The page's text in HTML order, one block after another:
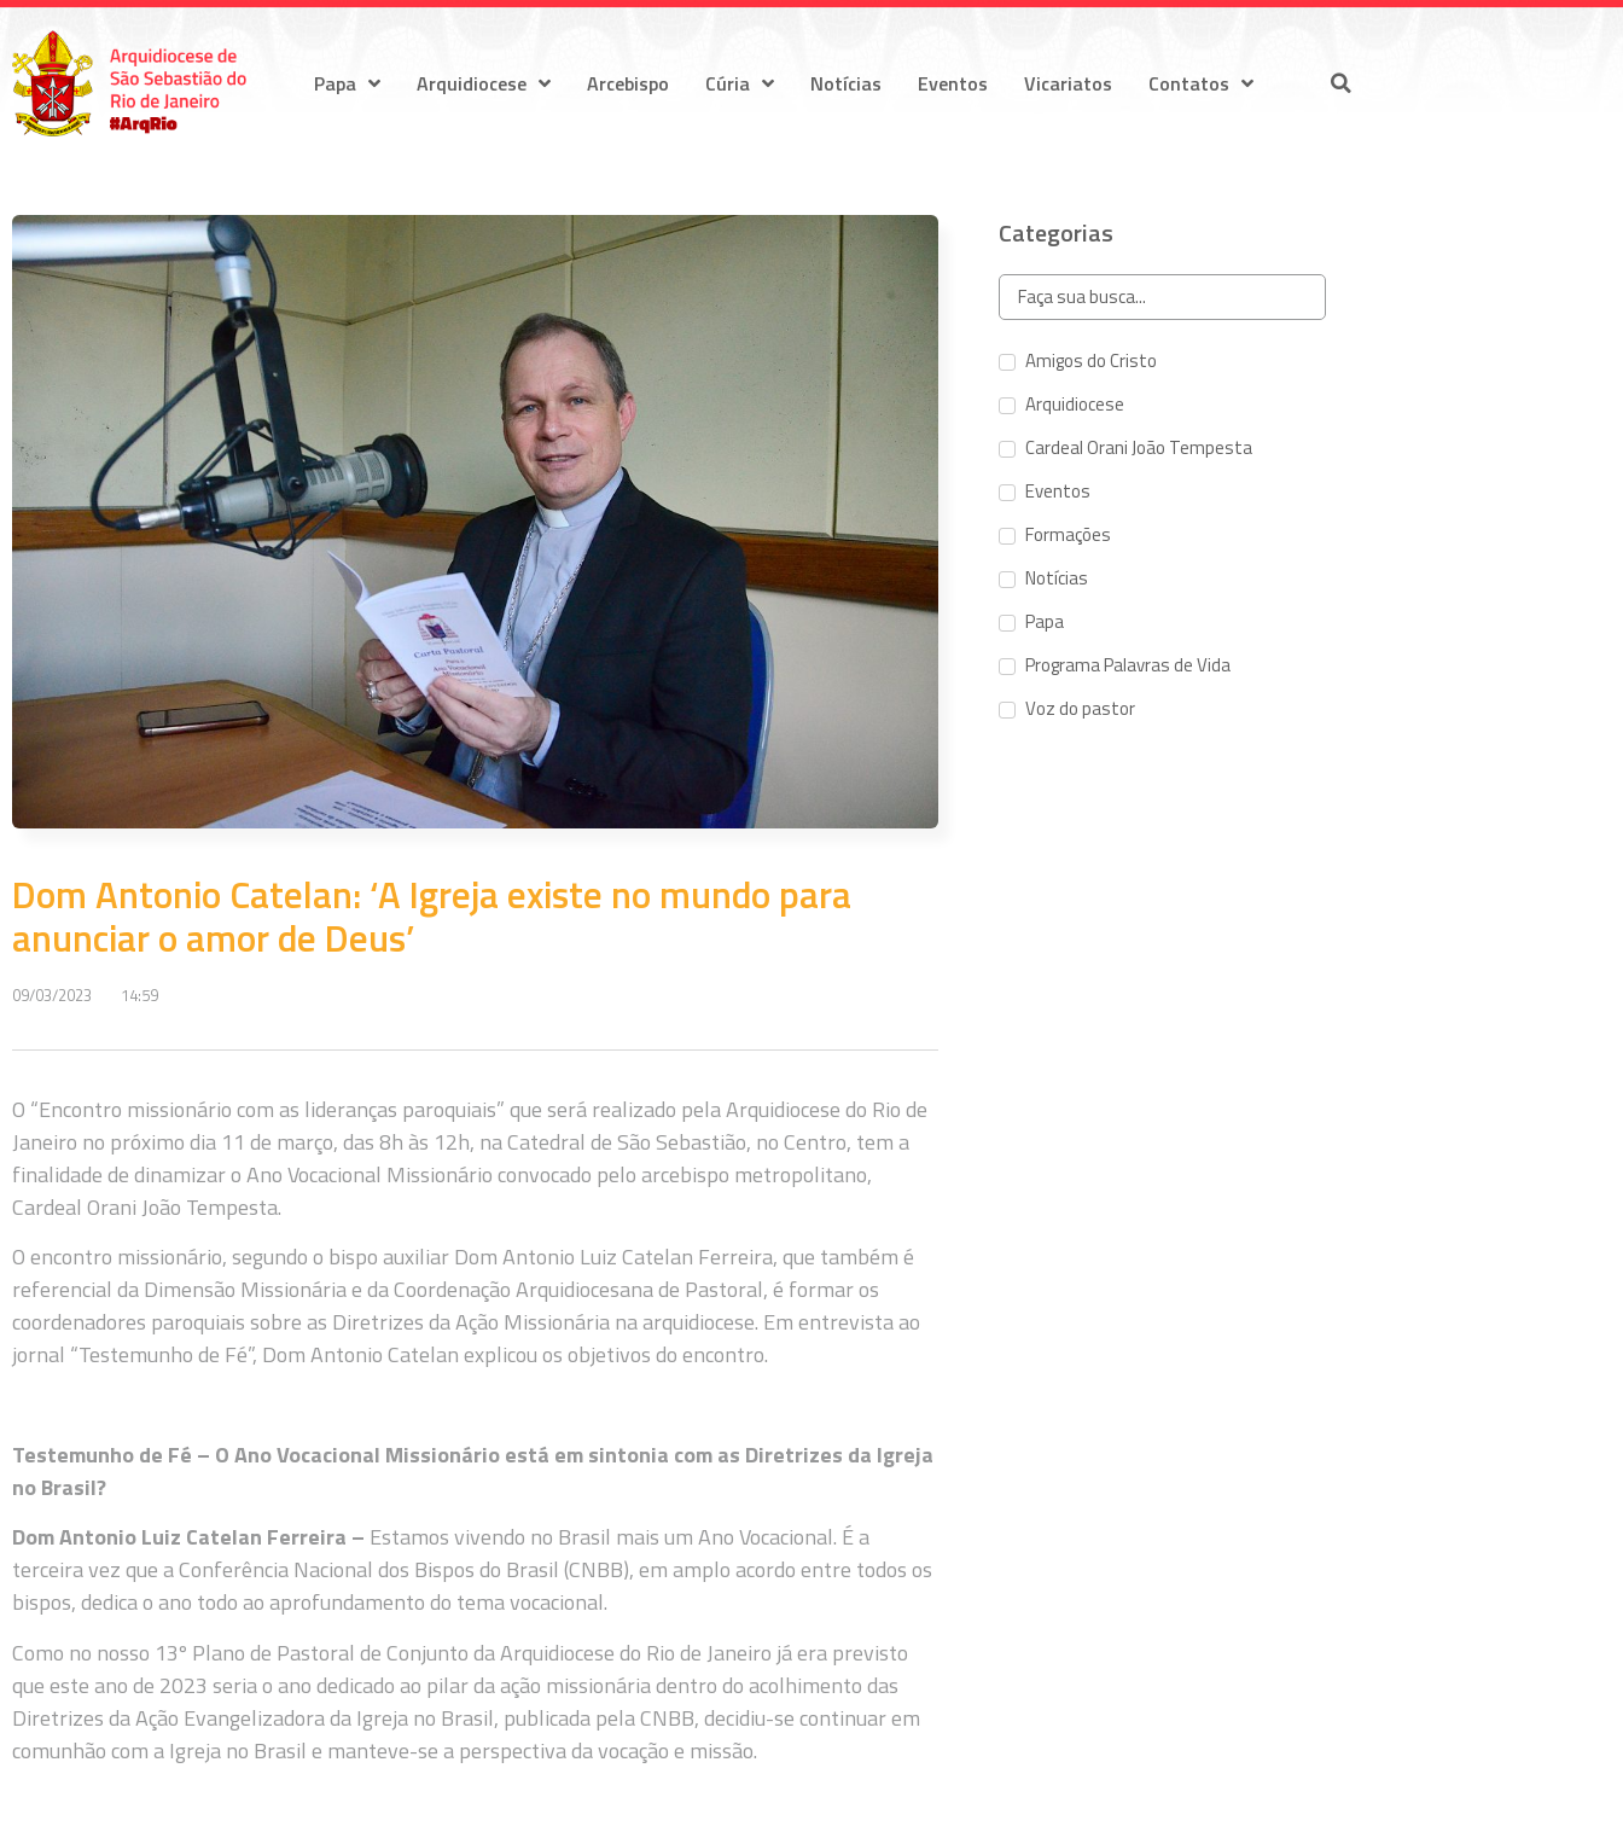
Papa Arquidiocese Arcebispo Cúria Notícias Eventos Vicariatos Contatos
Dom Antonio Catelan: ‘A Igreja existe no mundo para
anunciar o amor de Deus’
09/03/2023 14:59
O “Encontro missionário com as lideranças paroquiais” que será realizado pela Arquidiocese do Rio de
Janeiro no próximo dia 11 de março, das 8h às 12h, na Catedral de São Sebastião, no Centro, tem a
finalidade de dinamizar o Ano Vocacional Missionário convocado pelo arcebispo metropolitano,
Cardeal Orani João Tempesta.
O encontro missionário, segundo o bispo auxiliar Dom Antonio Luiz Catelan Ferreira, que também é
referencial da Dimensão Missionária e da Coordenação Arquidiocesana de Pastoral, é formar os
coordenadores paroquiais sobre as Diretrizes da Ação Missionária na arquidiocese. Em entrevista ao
jornal “Testemunho de Fé”, Dom Antonio Catelan explicou os objetivos do encontro.
Testemunho de Fé – O Ano Vocacional Missionário está em sintonia com as Diretrizes da Igreja
no Brasil?
Dom Antonio Luiz Catelan Ferreira – Estamos vivendo no Brasil mais um Ano Vocacional. É a
terceira vez que a Conferência Nacional dos Bispos do Brasil (CNBB), em amplo acordo entre todos os
bispos, dedica o ano todo ao aprofundamento do tema vocacional.
Como no nosso 13º Plano de Pastoral de Conjunto da Arquidiocese do Rio de Janeiro já era previsto
que este ano de 2023 seria o ano dedicado ao pilar da ação missionária dentro do acolhimento das
Diretrizes da Ação Evangelizadora da Igreja no Brasil, publicada pela CNBB, decidiu-se continuar em
comunhão com a Igreja no Brasil e manteve-se a perspectiva da vocação e missão.
Categorias
Amigos do Cristo
Arquidiocese
Cardeal Orani João Tempesta
Eventos
Formações
Notícias
Papa
Programa Palavras de Vida
Voz do pastor